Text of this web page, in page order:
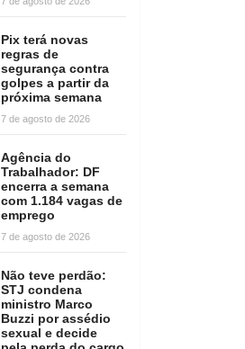
Pix terá novas
regras de
segurança contra
golpes a partir da
próxima semana
7 de agosto de 2026
Agência do
Trabalhador: DF
encerra a semana
com 1.184 vagas de
emprego
7 de agosto de 2026
Não teve perdão:
STJ condena
ministro Marco
Buzzi por assédio
sexual e decide